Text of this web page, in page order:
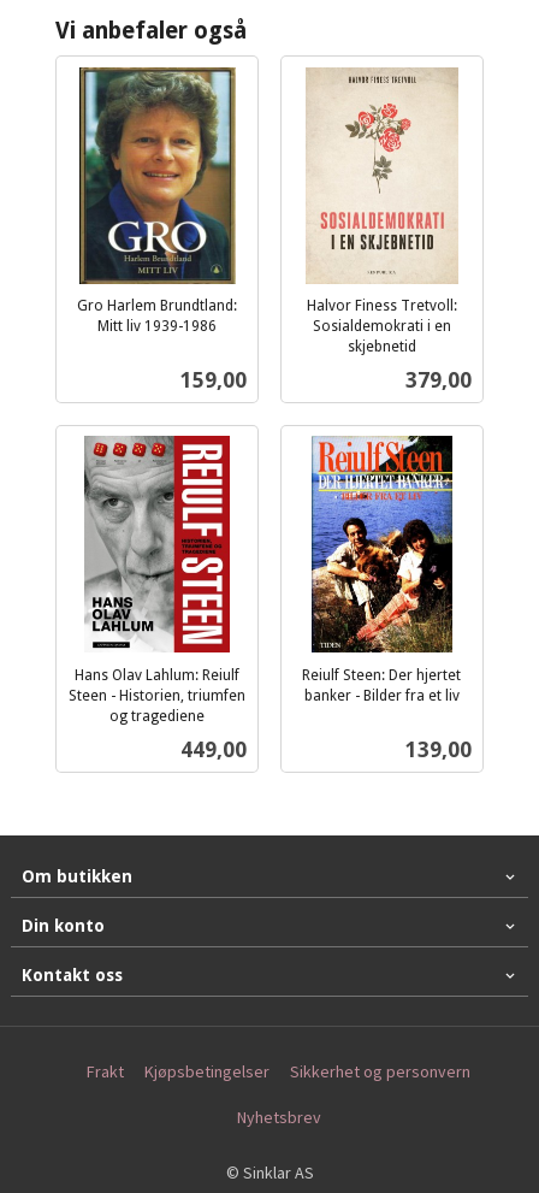
Vi anbefaler også
Gro Harlem Brundtland:
Mitt liv 1939-1986
Pris
159,00
Halvor Finess Tretvoll:
Sosialdemokrati i en
skjebnetid
Pris
379,00
Hans Olav Lahlum: Reiulf
Steen - Historien, triumfen
og tragediene
Pris
449,00
Reiulf Steen: Der hjertet
banker - Bilder fra et liv
Pris
139,00
Om butikken
Din konto
Kontakt oss
Frakt Kjøpsbetingelser Sikkerhet og personvern
Nyhetsbrev
© Sinklar AS